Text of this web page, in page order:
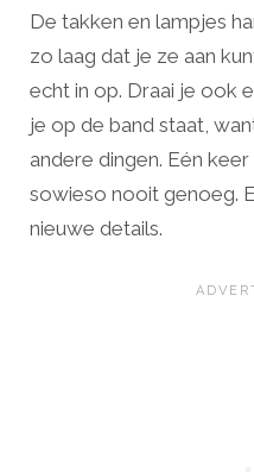
De takken en lampjes
zo laag dat je ze aan
echt in op. Draai je ook
je op de band staat,
andere dingen. Eén
sowieso nooit genoeg.
nieuwe details.